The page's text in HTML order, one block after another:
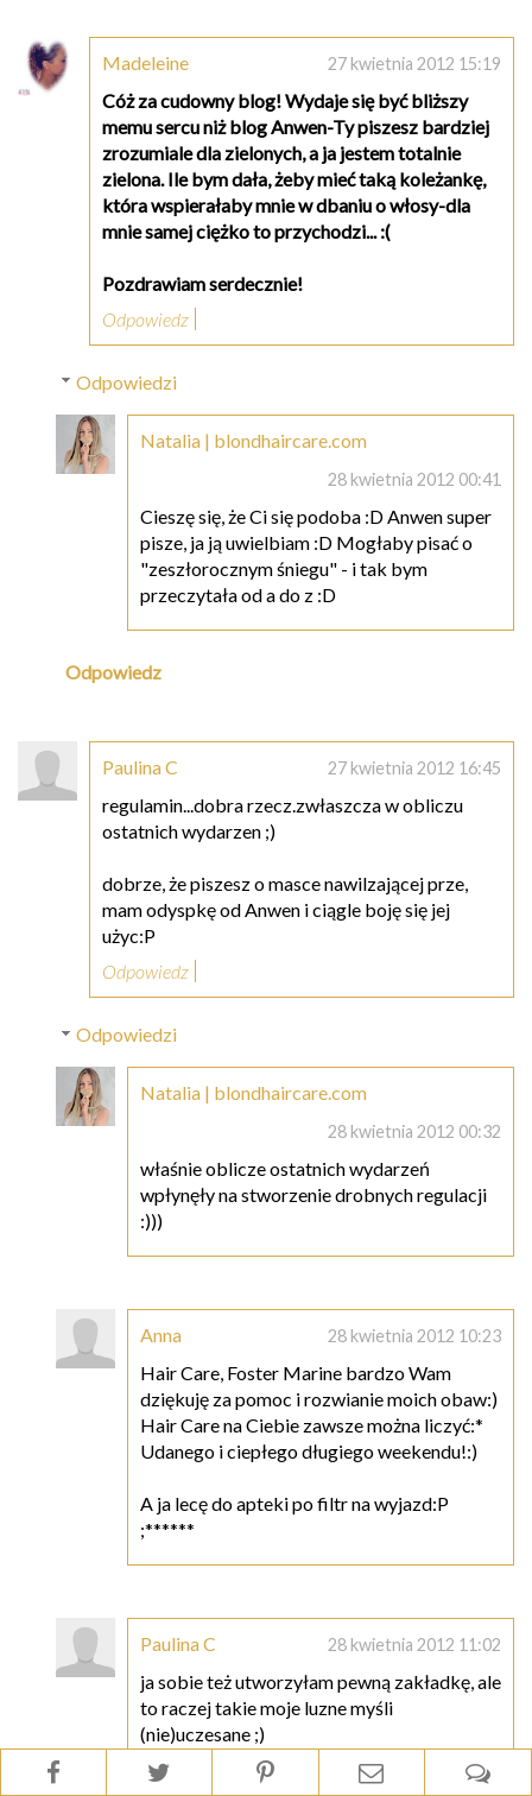
Madeleine 27 kwietnia 2012 15:19
Cóż za cudowny blog! Wydaje się być bliższy
memu sercu niż blog Anwen-Ty piszesz bardziej
zrozumiale dla zielonych, a ja jestem totalnie
zielona. Ile bym dała, żeby mieć taką koleżankę,
która wspierałaby mnie w dbaniu o włosy-dla
mnie samej ciężko to przychodzi... :(
Pozdrawiam serdecznie!
Odpowiedz
Odpowiedzi
Natalia | blondhaircare.com
28 kwietnia 2012 00:41
Cieszę się, że Ci się podoba :D Anwen super
pisze, ja ją uwielbiam :D Mogłaby pisać o
"zeszłorocznym śniegu" - i tak bym
przeczytała od a do z :D
Odpowiedz
Paulina C 27 kwietnia 2012 16:45
regulamin...dobra rzecz.zwłaszcza w obliczu
ostatnich wydarzen ;)
dobrze, że piszesz o masce nawilzającej prze,
mam odyspkę od Anwen i ciągle boję się jej
użyc:P
Odpowiedz
Odpowiedzi
Natalia | blondhaircare.com
28 kwietnia 2012 00:32
właśnie oblicze ostatnich wydarzeń
wpłynęły na stworzenie drobnych regulacji
:)))
Anna 28 kwietnia 2012 10:23
Hair Care, Foster Marine bardzo Wam
dziękuję za pomoc i rozwianie moich obaw:)
Hair Care na Ciebie zawsze można liczyć:*
Udanego i ciepłego długiego weekendu!:)
A ja lecę do apteki po filtr na wyjazd:P
;******
Paulina C 28 kwietnia 2012 11:02
ja sobie też utworzyłam pewną zakładkę, ale
to raczej takie moje luzne myśli
(nie)uczesane ;)
ale jedno Ci powiem. Haters gonna hate. I
teraz jestes w opozycji blogowej razem ze